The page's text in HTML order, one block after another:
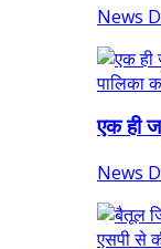
News
एक ही
News